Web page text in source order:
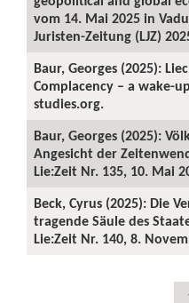
vom 14. Mai 2025 in
Juristen-Zeitung (LJZ)
Baur, Georges (2025):
Complacency – a wake-
studies.org.
Baur, Georges (2025):
Angesicht der
Lie:Zeit Nr. 135, 10. Mai
Beck, Cyrus (2025): Die
tragende Säule des
Lie:Zeit Nr. 140, 8.